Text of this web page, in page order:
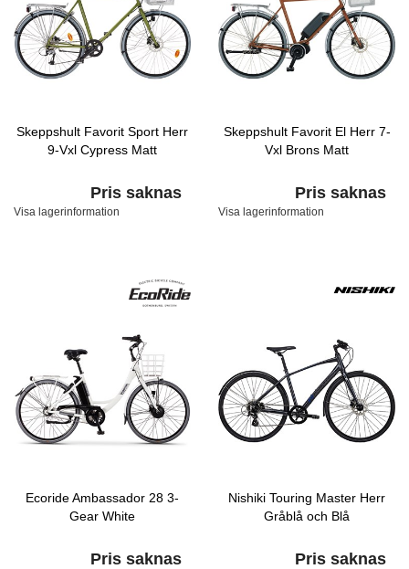
Skeppshult Favorit Sport Herr
9-Vxl Cypress Matt
Pris saknas
Visa lagerinformation
Skeppshult Favorit El Herr 7-
Vxl Brons Matt
Pris saknas
Visa lagerinformation
Ecoride Ambassador 28 3-
Gear White
Pris saknas
Nishiki Touring Master Herr
Gråblå och Blå
Pris saknas